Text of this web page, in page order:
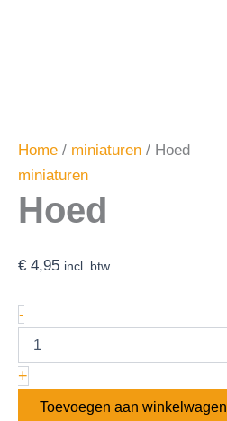
Home / miniaturen / Hoed
miniaturen
Hoed
€ 4,95 incl. btw
-
+
Toevoegen aan winkelwagen